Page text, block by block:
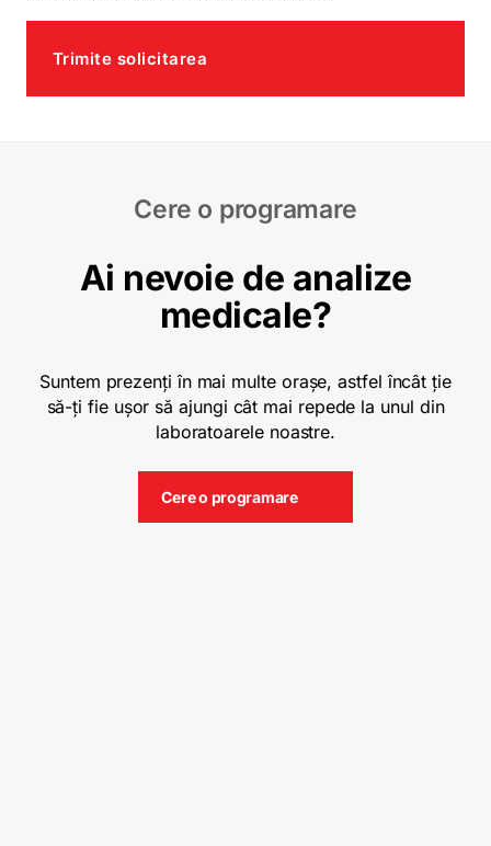
Trimite solicitarea
Cere o programare
Ai nevoie de analize
medicale?
Suntem prezenți în mai multe orașe, astfel încât ție
să-ți fie ușor să ajungi cât mai repede la unul din
laboratoarele noastre.
Cere o programare